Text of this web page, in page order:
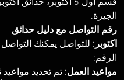
قسم أول 6 أكتوبر، حدائق
الجيزة.
رقم التواصل مع دليل حدائق
اكتوبر: للتواصل يمكنك
الرقم: ‏‪‏
مواعيد العمل: تم تحديد مواعيد